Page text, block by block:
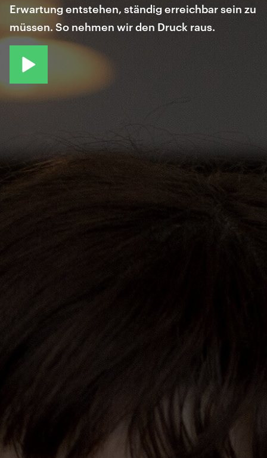
Erwartung entstehen, ständig erreichbar sein zu
müssen. So nehmen wir den Druck raus.